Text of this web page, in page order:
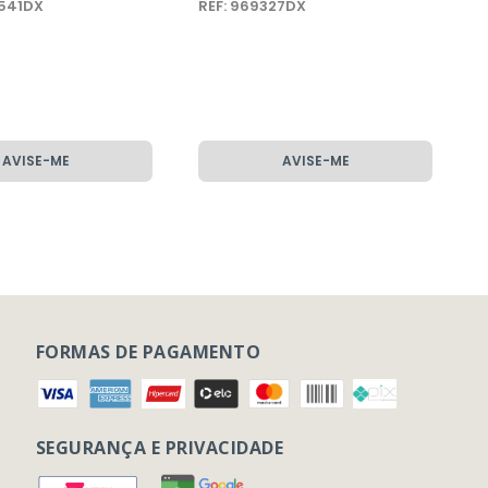
AVISE-ME
REF: 969327DX
AVISE-ME
FORMAS DE PAGAMENTO
SEGURANÇA E PRIVACIDADE